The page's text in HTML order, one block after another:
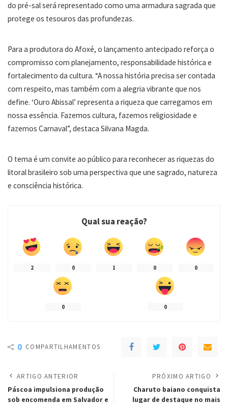
do pré-sal será representado como uma armadura sagrada que
protege os tesouros das profundezas.
Para a produtora do Afoxé, o lançamento antecipado reforça o
compromisso com planejamento, responsabilidade histórica e
fortalecimento da cultura. “A nossa história precisa ser contada
com respeito, mas também com a alegria vibrante que nos
define. ‘Ouro Abissal’ representa a riqueza que carregamos em
nossa essência. Fazemos cultura, fazemos religiosidade e
fazemos Carnaval”, destaca Silvana Magda.
O tema é um convite ao público para reconhecer as riquezas do
litoral brasileiro sob uma perspectiva que une sagrado, natureza
e consciência histórica.
Qual sua reação?
2 0 1 0 0
0 0
0 COMPARTILHAMENTOS
ARTIGO ANTERIOR
Páscoa impulsiona produção
sob encomenda em Salvador e
PRÓXIMO ARTIGO
Charuto baiano conquista
lugar de destaque no mais